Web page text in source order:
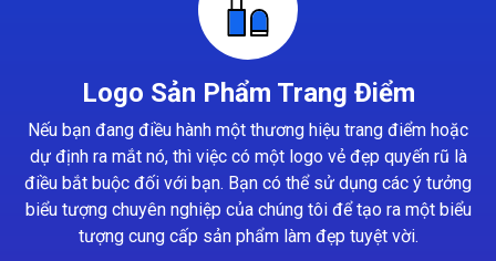
Logo Sản Phẩm Trang Điểm
Nếu bạn đang điều hành một thương hiệu trang điểm hoặc
dự định ra mắt nó, thì việc có một logo vẻ đẹp quyến rũ là
điều bắt buộc đối với bạn. Bạn có thể sử dụng các ý tưởng
biểu tượng chuyên nghiệp của chúng tôi để tạo ra một biểu
tượng cung cấp sản phẩm làm đẹp tuyệt vời.